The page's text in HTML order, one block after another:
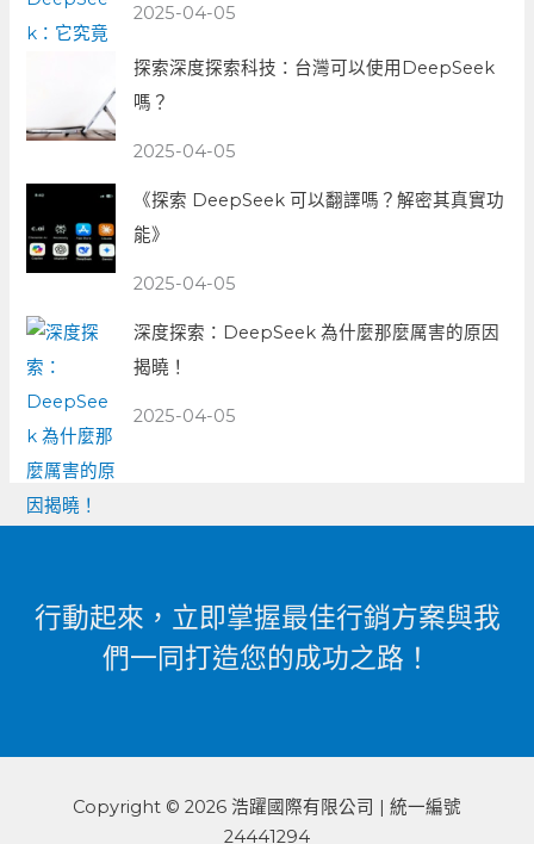
2025-04-05
探索深度探索科技：台灣可以使用DeepSeek
嗎？
2025-04-05
《探索 DeepSeek 可以翻譯嗎？解密其真實功
能》
2025-04-05
深度探索：DeepSeek 為什麼那麼厲害的原因
揭曉！
2025-04-05
行動起來，立即掌握最佳行銷方案與我
們一同打造您的成功之路！
Copyright © 2026 浩躍國際有限公司 | 統一編號
24441294